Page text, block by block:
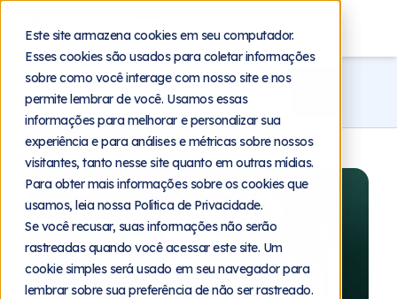
Este site armazena cookies em seu computador.
Esses cookies são usados para coletar informações
sobre como você interage com nosso site e nos
permite lembrar de você. Usamos essas
informações para melhorar e personalizar sua
experiência e para análises e métricas sobre nossos
visitantes, tanto nesse site quanto em outras mídias.
Para obter mais informações sobre os cookies que
usamos, leia nossa Política de Privacidade.
Se você recusar, suas informações não serão
rastreadas quando você acessar este site. Um
cookie simples será usado em seu navegador para
lembrar sobre sua preferência de não ser rastreado.
Blog